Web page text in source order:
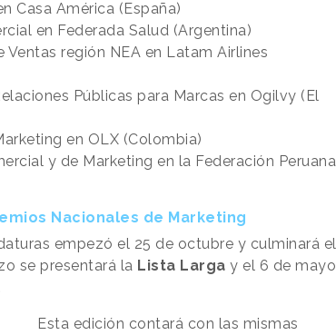
Casa América (España)
en Federada Salud (Argentina)
Ventas región NEA en Latam Airlines
Públicas para Marcas en Ogilvy (El
en OLX (Colombia)
y de Marketing en la Federación Peruana
Nacionales de Marketing
empezó el 25 de octubre y culminará el
se presentará la Lista Larga y el 6 de mayo
Esta edición contará con las mismas